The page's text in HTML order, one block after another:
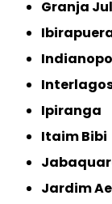
Granja
Ipiranga
Itaim Bibi
Jardim